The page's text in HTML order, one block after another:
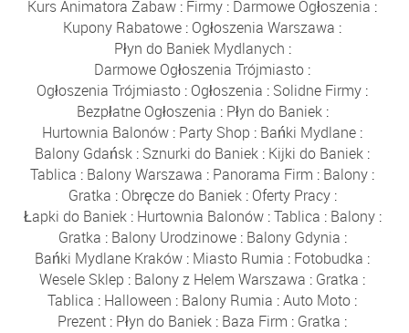
Kurs Animatora Zabaw : Firmy : Darmowe Ogłoszenia :
Kupony Rabatowe : Ogłoszenia Warszawa :
Płyn do Baniek Mydlanych :
Darmowe Ogłoszenia Trójmiasto :
Ogłoszenia Trójmiasto : Ogłoszenia : Solidne Firmy :
Bezpłatne Ogłoszenia : Płyn do Baniek:
Hurtownia Balonów : Party Shop : Bańki Mydlane :
Balony Gdańsk : Sznurki do Baniek : Kijki do Baniek :
Tablica : Balony Warszawa : Panorama Firm : Balony :
Gratka : Obręcze do Baniek: Oferty Pracy:
Łapki do Baniek: Hurtownia Balonów:Tablica : Balony:
Gratka : Balony Urodzinowe: Balony Gdynia :
Bańki Mydlane Kraków : Miasto Rumia : Fotobudka :
Wesele Sklep : Balony z Helem Warszawa : Gratka :
Tablica : Halloween : Balony Rumia :Auto Moto :
Prezent : Płyn do Baniek : Baza Firm : Gratka :